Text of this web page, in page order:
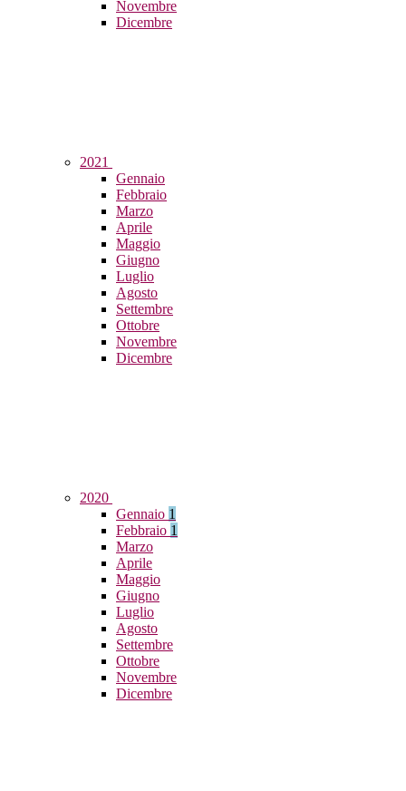
Novembre
Dicembre
2021
Gennaio
Febbraio
Marzo
Aprile
Maggio
Giugno
Luglio
Agosto
Settembre
Ottobre
Novembre
Dicembre
2020
Gennaio 1
Febbraio 1
Marzo
Aprile
Maggio
Giugno
Luglio
Agosto
Settembre
Ottobre
Novembre
Dicembre